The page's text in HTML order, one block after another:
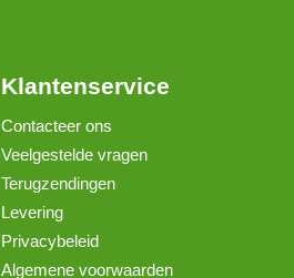
Klantenservice
Contacteer ons
Veelgestelde vragen
Terugzendingen
Levering
Privacybeleid
Algemene voorwaarden